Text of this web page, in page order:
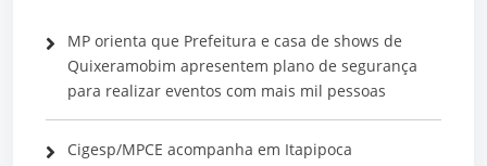
MP orienta que Prefeitura e casa de shows de
Quixeramobim apresentem plano de segurança
para realizar eventos com mais mil pessoas
Cigesp/MPCE acompanha em Itapipoca